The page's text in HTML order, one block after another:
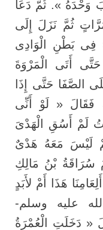
وَحْدَهُ ». ثُمَّ دَعَا
ثُمَّ نَزَلَ إِلَى
فِى بَطْنِ الْوَادِى
أَتَى الْمَرْوَةَ
الصَّفَا حَتَّى إِذَا
فَقَالَ « لَوْ أَنِّى
لَمْ أَسُقِ الْهَدْىَ
لَيْسَ مَعَهُ هَدْىٌ
سُرَاقَةُ بْنُ مَالِكِ
هَذَا أَمْ لأَبَدٍ
عليه وسلم-
« دَخَلَتِ الْعُمْرَةُ